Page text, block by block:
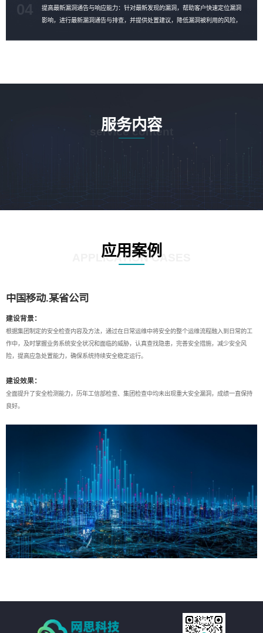
提高最新漏洞通告与响应能力：针对最新发现的漏洞，帮助客户快速定位漏洞
影响，进行最新漏洞通告与排查，并提供处置建议，降低漏洞被利用的风险，
04
服务内容
service content
应用案例
APPLICATION CASES
中国移动.某省公司
建设背景：
根据集团制定的安全检查内容及方法，通过在日常运维中将安全的整个运维流程融入到日常的工
作中，及时掌握业务系统安全状况和面临的威胁，认真查找隐患，完善安全措施，减少安全风
险，提高应急处置能力，确保系统持续安全稳定运行。
建设效果：
全面提升了安全检测能力，历年工信部检查、集团检查中均未出现重大安全漏洞，成绩一直保持
良好。